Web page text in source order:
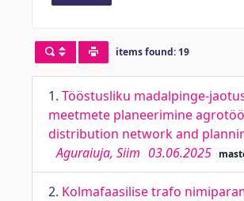
items found: 19
1. Tööstusliku madalpinge-
meetmete planeerimine
distribution network and
Aguraiuja, Siim 03.06.2025
2. Kolmafaasilise trafo